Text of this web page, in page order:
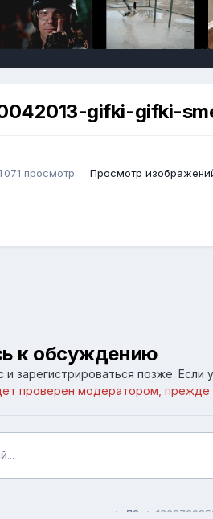
gifki-gifki-
071 просмотр Просмотр
к обсуждению
зарегистрироваться позже. Если у
проверен модератором, прежде
галереи Л2